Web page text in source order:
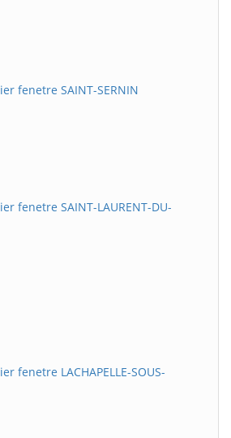
fenetre SAINT-SERNIN
fenetre SAINT-LAURENT-DU-
fenetre LACHAPELLE-SOUS-